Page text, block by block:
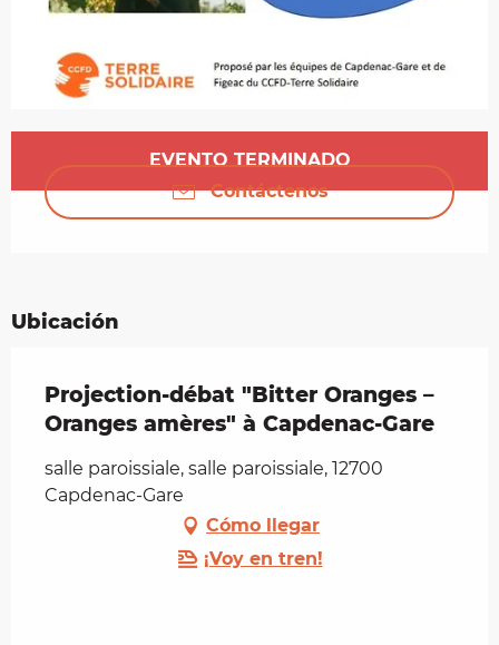
Horarios y datos de contacto
EVENTO TERMINADO
Contáctenos
Ubicación
Projection-débat "Bitter Oranges –
Oranges amères" à Capdenac-Gare
salle paroissiale, salle paroissiale, 12700
Capdenac-Gare
Cómo llegar
¡Voy en tren!